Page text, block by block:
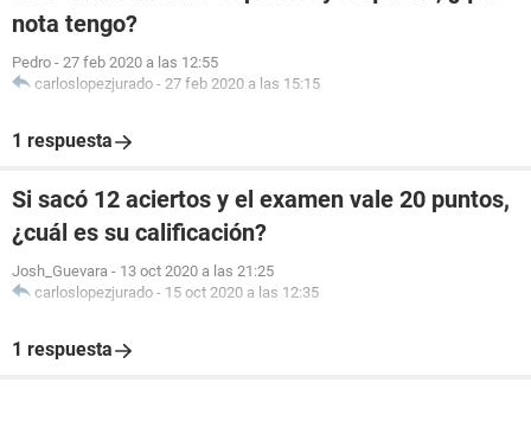
nota tengo?
Pedro - 27 feb 2020 a las 12:55
carloslopezjurado - 27 feb 2020 a las 15:15
1 respuesta
Si sacó 12 aciertos y el examen vale 20 puntos,
¿cuál es su calificación?
Josh_Guevara - 13 oct 2020 a las 21:25
carloslopezjurado - 15 oct 2020 a las 12:35
1 respuesta